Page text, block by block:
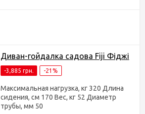
Диван-гойдалка cадова Fiji Фіджі
-3,885 грн. -21%
Максимальная нагрузка, кг 320 Длина
сидения, см 170 Вес, кг 52 Диаметр
трубы, мм 50